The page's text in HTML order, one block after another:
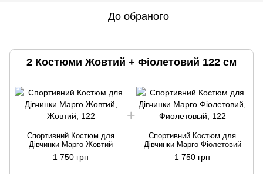
До обраного
2 Костюми Жовтий + Фіолетовий 122 см
Спортивний Костюм для
Дівчинки Марго Жовтий
1 750 грн
Спортивний Костюм для
Дівчинки Марго Фіолетовий
1 750 грн